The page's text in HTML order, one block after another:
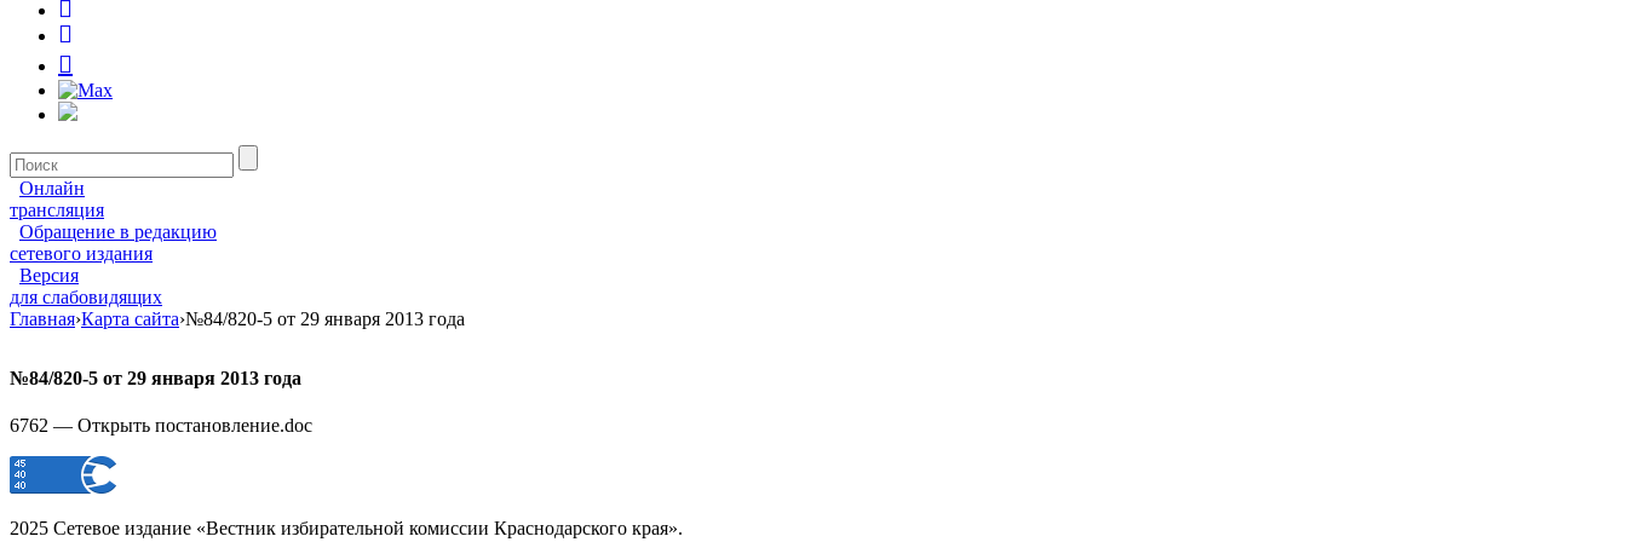
Онлайн
трансляция
Обращение в редакцию
сетевого издания
Версия
для слабовидящих
Главная›Карта сайта›№84/820-5 от 29 января 2013 года
№84/820-5 от 29 января 2013 года
6762 — Открыть постановление.doc
2025 Сетевое издание «Вестник избирательной комиссии Краснодарского края».